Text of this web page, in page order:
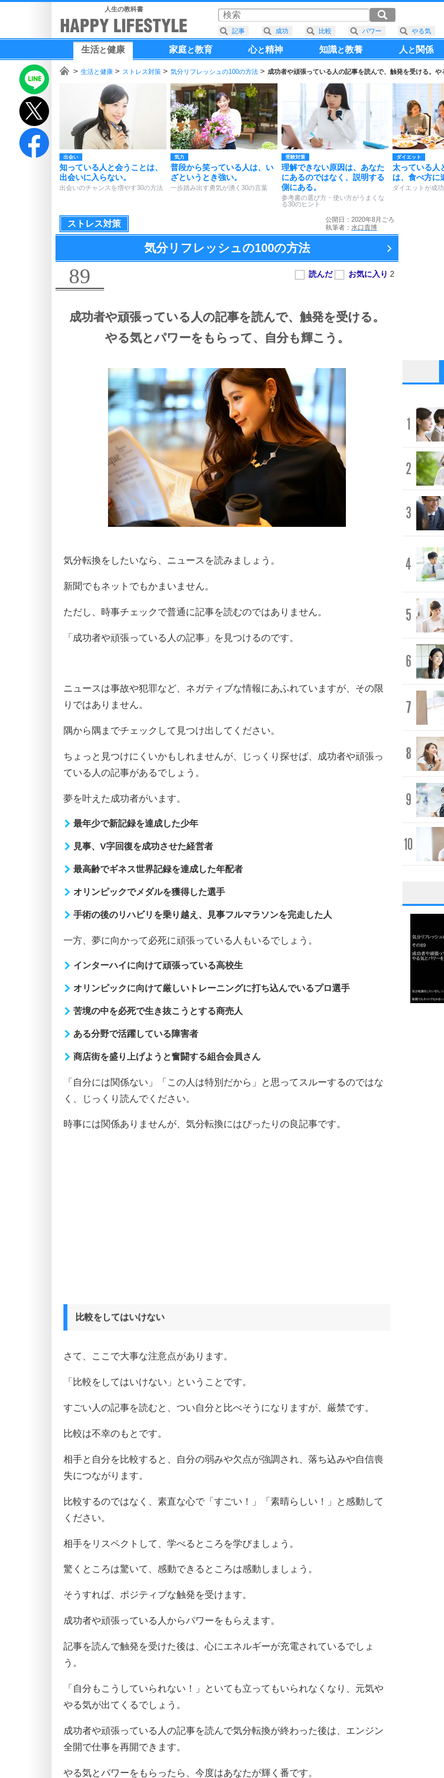
人生の教科書
生活と健康 家庭と教育 心と精神 知識と教養 人と 関係
生活と健康 ストレス対策 気分リフレッシュの100の方法 成功者や頑張っている人の記事を読んで、触発を受ける。や
出会い
知っている人と会うことは、
出会いに入らない。
出会いのチャンスを増やす30の方法
気力
普段から笑っている人は、い
ざというとき強い。
一歩踏み出す勇気が湧く30の言葉
受験対策
理解できない原因は、あなた
にあるのではなく、説明する
側にある。
参考書の選び方・使い方がうまくな
る30のヒント
ダイエット
太っている人
は、食べ方に
ダイエットが成
ストレス対策
公開日：2020年8月ごろ
執筆者： 水口貴博
気分リフレッシュの100の方法
89
成功者や頑張っている人の記事を読んで、 触発を受ける。
やる気とパワーをもらって、
自分も輝こう。
気分転換をしたいなら、ニュースを読みましょう。
新聞でもネットでもかまいません。
ただし、時事チェックで普通に記事を読むのではありません。
「成功者や頑張っている人の記事」を見つけるのです。
ニュースは事故や犯罪など、ネガティブな情報にあふれていますが、その限
りではありません。
隅から隅までチェックして見つけ出してください。
ちょっと見つけにくいかもしれませんが、じっくり探せば、成功者や頑張っ
ている人の記事があるでしょう。
夢を叶えた成功者がいます。
最年少で新記録を達成した少年
見事、V字回復を成功させた経営者
最高齢でギネス世界記録を達成した年配者
オリンピックでメダルを獲得した選手
手術の後のリハビリを乗り越え、見事フルマラソンを完走した人
一方、夢に向かって必死に頑張っている人もいるでしょう。
インターハイに向けて頑張っている高校生
オリンピックに向けて厳しいトレーニングに打ち込んでいるプロ選手
苦境の中を必死で生き抜こうとする商売人
ある分野で活躍している障害者
商店街を盛り上げようと奮闘する組合会員さん
「自分には関係ない」「この人は特別だから」と思ってスルーするのではな
く、じっくり読んでください。
時事には関係ありませんが、気分転換にはぴったりの良記事です。
比較をしてはいけない
さて、ここで大事な注意点があります。
「比較をしてはいけない」ということです。
すごい人の記事を読むと、つい自分と比べそうになりますが、厳禁です。
比較は不幸のもとです。
相手と自分を比較すると、自分の弱みや欠点が強調され、落ち込みや自信喪
失につながります。
比較するのではなく、素直な心で「すごい！」「素晴らしい！」と感動して
ください。
相手をリスペクトして、学べるところを学びましょう。
驚くところは驚いて、感動できるところは感動しましょう。
そうすれば、ポジティブな触発を受けます。
成功者や頑張っている人からパワーをもらえます。
記事を読んで触発を受けた後は、心にエネルギーが充電されているでしょ
う。
「自分もこうしていられない！」といても立ってもいられなくなり、元気や
やる気が出てくるでしょう。
成功者や頑張っている人の記事を読んで気分転換が終わった後は、エンジン
全開で仕事を再開できます。
やる気とパワーをもらったら、今度はあなたが輝く番です。
1
2
3
4
5
6
7
8
9
10
1
3
記事 成功 比較 パワー やる気